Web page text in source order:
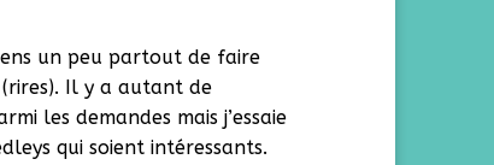
un peu partout de faire
Il y a autant de
les demandes mais j’essaie
qui soient intéressants.